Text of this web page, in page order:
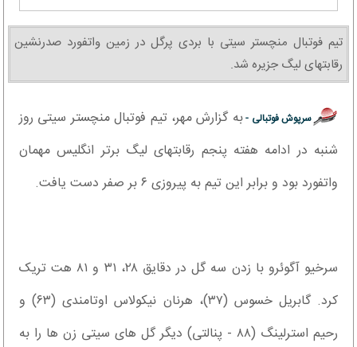
تیم فوتبال منچستر سیتی با بردی پرگل در زمین واتفورد صدرنشین
رقابتهای لیگ جزیره شد.
سرپوش فوتبالی -به گزارش مهر، تیم فوتبال منچستر سیتی روز
شنبه در ادامه هفته پنجم رقابتهای لیگ برتر انگلیس مهمان
واتفورد بود و برابر این تیم به پیروزی ۶ بر صفر دست یافت.
سرخیو آگوئرو با زدن سه گل در دقایق ۲۸، ۳۱ و ۸۱ هت تریک
کرد. گابریل خسوس (۳۷)، هرنان نیکولاس اوتامندی (۶۳) و
رحیم استرلینگ (۸۸ - پنالتی) دیگر گل های سیتی زن ها را به